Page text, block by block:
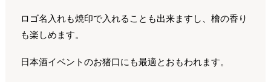
ロゴ名入れも焼印で入れることも出来ますし、檜の香り
も楽しめます。
日本酒イベントのお猪口にも最適とおもわれます。